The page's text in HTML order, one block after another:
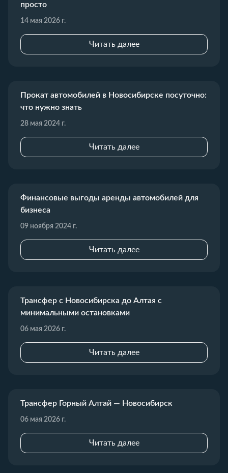
просто
14 мая 2026 г.
Читать далее
Прокат автомобилей в Новосибирске посуточно:
что нужно знать
28 мая 2024 г.
Читать далее
Финансовые выгоды аренды автомобилей для
бизнеса
09 ноября 2024 г.
Читать далее
Трансфер с Новосибирска до Алтая с
минимальными остановками
06 мая 2026 г.
Читать далее
Трансфер Горный Алтай — Новосибирск
06 мая 2026 г.
Читать далее